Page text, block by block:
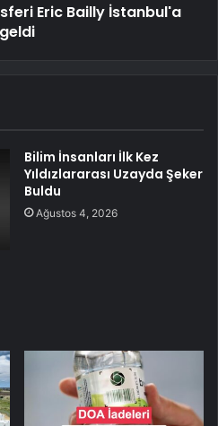
Eric Bailly İstanbul'a
geldi
Bilim İnsanları İlk Kez
Yıldızlararası Uzayda Şeker
Buldu
Ağustos 4, 2026